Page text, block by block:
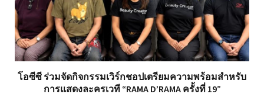
โอซีซี ร่วมจัดกิจกรรมเวิร์กชอปเตรียมความพร้อมสำหรับ
การแสดงละครเวที “RAMA D’RAMA ครั้งที่ 19”